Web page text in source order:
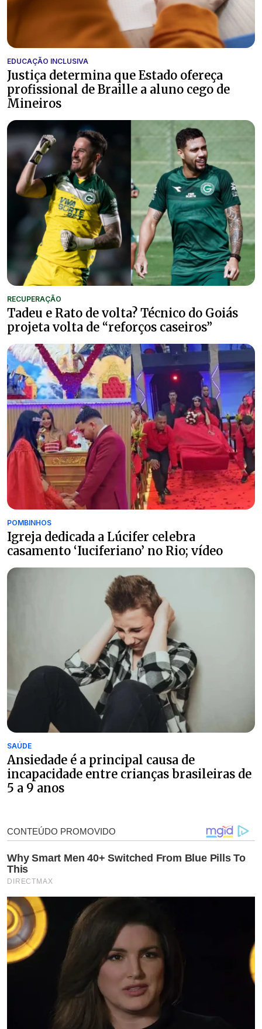
EDUCAÇÃO INCLUSIVA
Justiça determina que Estado ofereça
profissional de Braille a aluno cego de
Mineiros
RECUPERAÇÃO
Tadeu e Rato de volta? Técnico do Goiás
projeta volta de “reforços caseiros”
POMBINHOS
Igreja dedicada a Lúcifer celebra
casamento ‘Iuciferiano’ no Rio; vídeo
SAÚDE
Ansiedade é a principal causa de
incapacidade entre crianças brasileiras de
5 a 9 anos